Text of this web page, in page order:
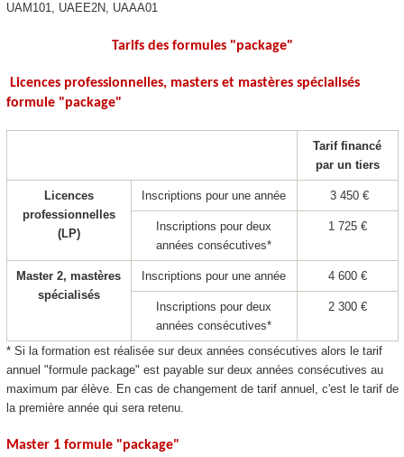
UAM101, UAEE2N, UAAA01­­
Tarifs des formules "package"
Licences professionnelles, masters et mastères spécialisés
formule "package"
Tarif financé
par un tiers
Licences
professionnelles
(LP)
Inscriptions pour une année 3 450 €
Inscriptions pour deux
années consécutives*
1 725 €
Master 2, mastères
spécialisés
Inscriptions pour une année 4 600 €
Inscriptions pour deux
années consécutives*
2 300 €
* Si la formation est réalisée sur deux années consécutives alors le tarif
annuel "formule package" est payable sur deux années consécutives au
maximum par élève. En cas de changement de tarif annuel, c'est le tarif de
la première année qui sera retenu.
Master 1 formule "package"